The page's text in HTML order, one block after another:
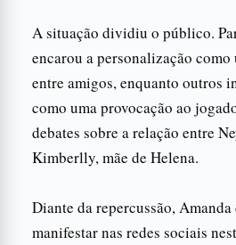
A situação dividiu o público.
encarou a personalização
entre amigos, enquanto outros
como uma provocação ao
debates sobre a relação entre
Kimberlly, mãe de Helena.
Diante da repercussão,
manifestar nas redes sociais